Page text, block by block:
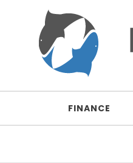
FINANCE